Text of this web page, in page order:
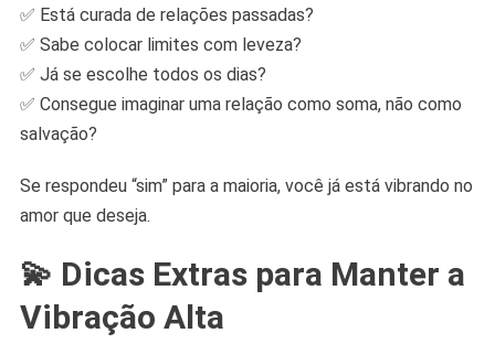
✅ Está curada de relações passadas?
✅ Sabe colocar limites com leveza?
✅ Já se escolhe todos os dias?
✅ Consegue imaginar uma relação como soma, não como
salvação?
Se respondeu “sim” para a maioria, você já está vibrando no
amor que deseja.
💫 Dicas Extras para Manter a
Vibração Alta